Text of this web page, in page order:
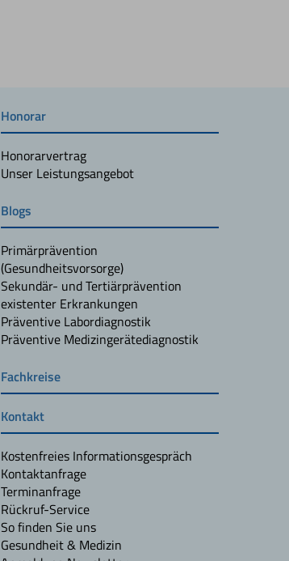
Honorar
Honorarvertrag
Unser Leistungsangebot
Blogs
Primärprävention
(Gesundheitsvorsorge)
Sekundär- und Tertiärprävention
existenter Erkrankungen
Präventive Labordiagnostik
Präventive Medizingerätediagnostik
Fachkreise
Kontakt
Kostenfreies Informationsgespräch
Kontaktanfrage
Terminanfrage
Rückruf-Service
So finden Sie uns
Gesundheit & Medizin